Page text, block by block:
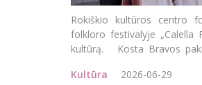
Rokiškio kultūros centro
folkloro festivalyje „Calella
kultūrą. Kosta Bravos
Kultūra
2026-06-29